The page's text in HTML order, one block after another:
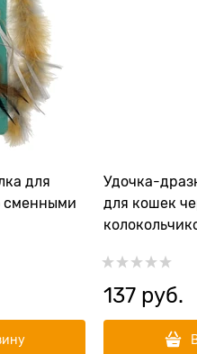
для
сменными
Удочка-
для кошек
137 руб.